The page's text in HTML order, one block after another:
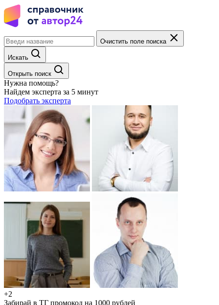
Очистить поле поиска
Искать
Открыть поиск
Нужна помощь?
Найдем эксперта за 5 минут
Подобрать эксперта
+2
Забирай в ТГ промокод на 1000 рублей